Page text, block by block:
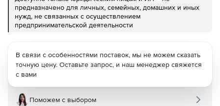
предназначено для личных, семейных, домашних и иных
нужд, не связанных с осуществлением
предпринимательской деятельности
В связи с особенностями поставок, мы не можем сказать
точную цену. Оставьте запрос, и наш менеджер свяжется
с вами
Поможем с выбором